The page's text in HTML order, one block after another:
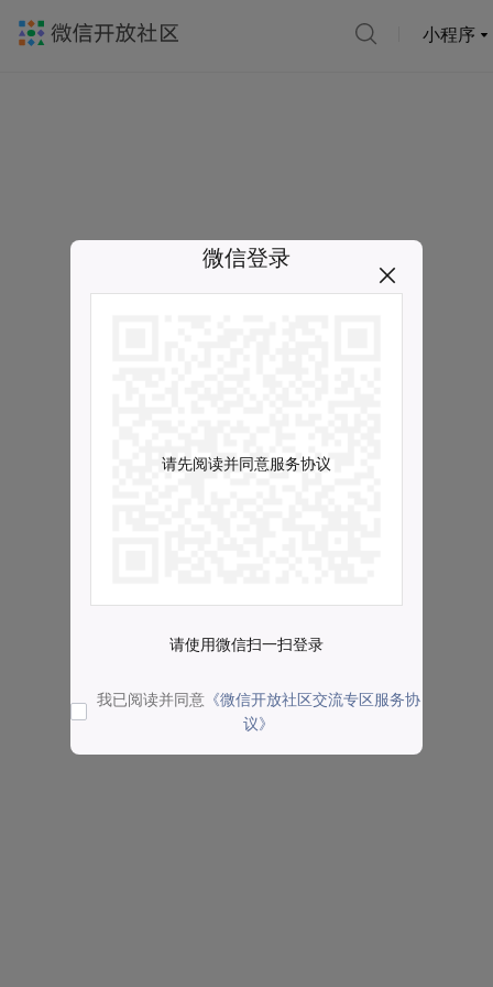
小程序
微信登录
请先阅读并同意服务协议
请使用微信扫一扫登录
我已阅读并同意 《微信开放社区交流专区服务协
议》